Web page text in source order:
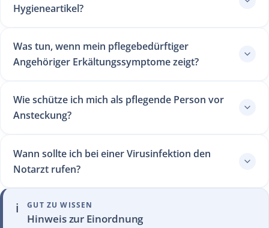
Hygieneartikel?
Was tun, wenn mein pflegebedürftiger
Angehöriger Erkältungssymptome zeigt?
Wie schütze ich mich als pflegende Person vor
Ansteckung?
Wann sollte ich bei einer Virusinfektion den
Notarzt rufen?
ℹ️ GUT ZU WISSEN
Hinweis zur Einordnung